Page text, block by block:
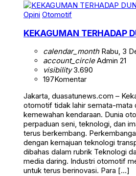
Opini Otomotif
KEKAGUMAN TERHADAP
calendar_monthRabu, 3
account_circleAdmin 21
visibility3.690
197Komentar
Jakarta, duasatunews.com –
otomotif tidak lahir semata-mata
kemewahan kendaraan. Dunia
perpaduan seni, teknologi, dan
terus berkembang.
dengan kemajuan teknologi
dibahas dalam rubrik Teknologi
media daring. Industri otomotif
untuk terus berinovasi. Para […]